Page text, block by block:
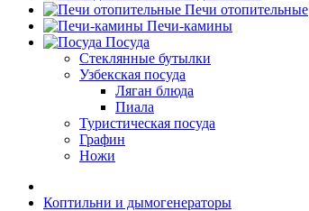
Печи отопительные
Печи-камины
Посуда
Стеклянные бутылки
Узбекская посуда
Ляган блюда
Пиала
Туристическая посуда
Графин
Ножи
Коптильни и дымогенераторы